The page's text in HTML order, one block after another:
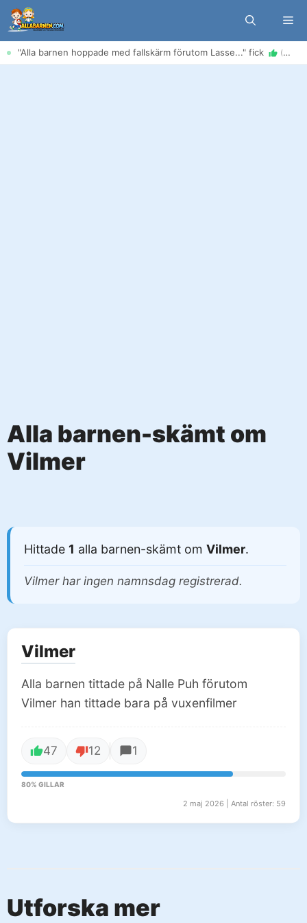
Hoppa
till
innehåll
"Alla barnen hoppade med fallskärm förutom Lasse..." fick (5 aug)
Alla barnen-skämt om
Vilmer
Hittade 1 alla barnen-skämt om Vilmer.
Vilmer har ingen namnsdag registrerad.
Vilmer
Alla barnen tittade på Nalle Puh förutom
Vilmer han tittade bara på vuxenfilmer
47 12 1
80% GILLAR
2 maj 2026 | Antal röster: 59
Utforska mer